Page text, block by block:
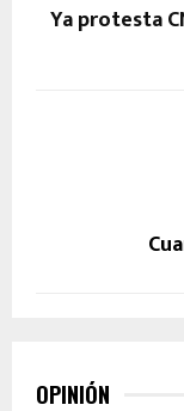
Ya protesta
OPINIÓN